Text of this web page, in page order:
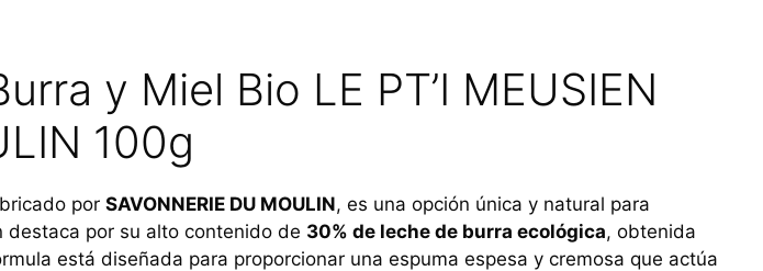
Aroma
SAVONNERIE
DU
100g
cantidad
y Miel Bio LE PT’I MEUSIEN
100g
por SAVONNERIE DU MOULIN, es una opción única y natural para
por su alto contenido de 30% de leche de burra ecológica, obtenida
está diseñada para proporcionar una espuma espesa y cremosa que actúa